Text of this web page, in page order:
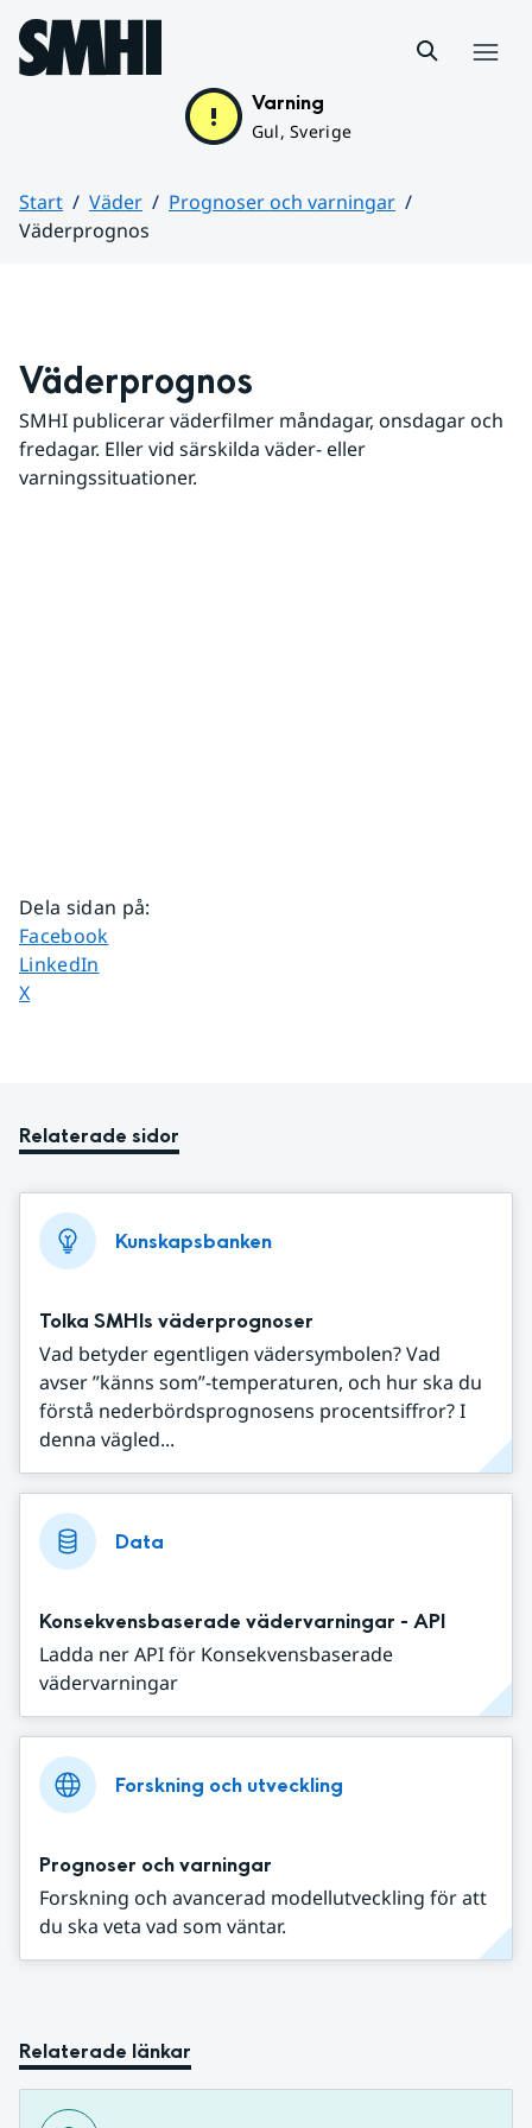
Hoppa till sidans innehåll
Varning
Gul, Sverige
Start Väder
Prognoser och varningar
Väderprognos
Väderprognos
SMHI publicerar väderfilmer måndagar, onsdagar och
fredagar. Eller vid särskilda väder- eller
varningssituationer.
Dela sidan på:
Dela sidan på
Facebook
Dela sidan på
LinkedIn
Dela sidan på
X
Relaterade sidor
Kunskapsbanken
Tolka SMHIs väderprognoser
Vad betyder egentligen vädersymbolen? Vad
avser ”känns som”-temperaturen, och hur ska du
förstå nederbördsprognosens procentsiffror? I
denna vägled...
Data
Konsekvensbaserade vädervarningar - API
Ladda ner API för Konsekvensbaserade
vädervarningar
Forskning och utveckling
Prognoser och varningar
Forskning och avancerad modellutveckling för att
du ska veta vad som väntar.
Relaterade länkar